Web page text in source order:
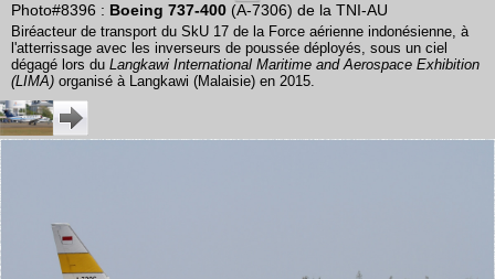
Photo#8396 : Boeing 737-400 (A-7306) de la TNI-AU
Biréacteur de transport du SkU 17 de la Force aérienne indonésienne, à
l'atterrissage avec les inverseurs de poussée déployés, sous un ciel
dégagé lors du Langkawi International Maritime and Aerospace Exhibition
(LIMA) organisé à Langkawi (Malaisie) en 2015.